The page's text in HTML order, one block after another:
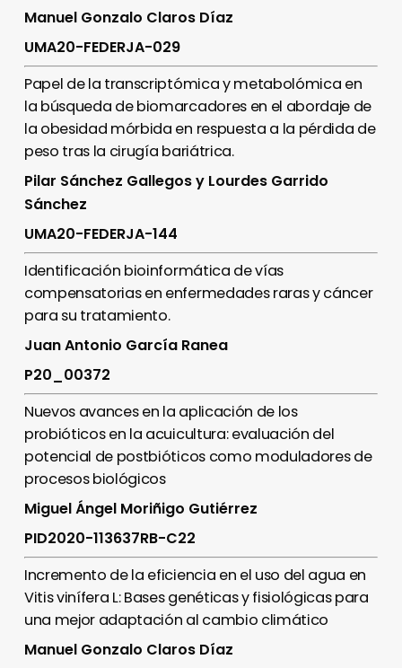
Manuel Gonzalo Claros Díaz
UMA20-FEDERJA-029
Papel de la transcriptómica y metabolómica en
la búsqueda de biomarcadores en el abordaje de
la obesidad mórbida en respuesta a la pérdida de
peso tras la cirugía bariátrica.
Pilar Sánchez Gallegos y Lourdes Garrido
Sánchez
UMA20-FEDERJA-144
Identificación bioinformática de vías
compensatorias en enfermedades raras y cáncer
para su tratamiento.
Juan Antonio García Ranea
P20_00372
Nuevos avances en la aplicación de los
probióticos en la acuicultura: evaluación del
potencial de postbióticos como moduladores de
procesos biológicos
Miguel Ángel Moriñigo Gutiérrez
PID2020-113637RB-C22
Incremento de la eficiencia en el uso del agua en
Vitis vinífera L: Bases genéticas y fisiológicas para
una mejor adaptación al cambio climático
Manuel Gonzalo Claros Díaz